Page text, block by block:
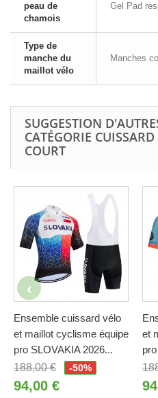
peau de
chamois
Gel Pad
Type de
manche du
maillot vélo
Manches
SUGGESTION
CATÉGORIE
COURT
Ensemble cuissard vélo
et maillot cyclisme équipe
pro SLOVAKIA 2026...
188,00 €
-50%
94,00 €
et